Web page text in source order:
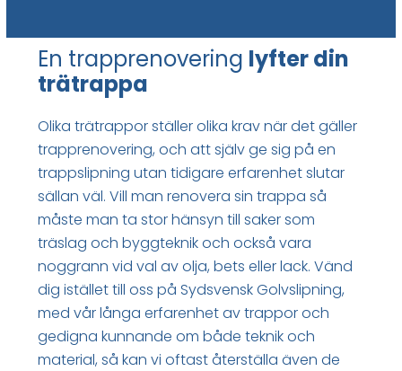
En trapprenovering lyfter din
trätrappa
Olika trätrappor ställer olika krav när det gäller
trapprenovering, och att själv ge sig på en
trappslipning utan tidigare erfarenhet slutar
sällan väl. Vill man renovera sin trappa så
måste man ta stor hänsyn till saker som
träslag och byggteknik och också vara
noggrann vid val av olja, bets eller lack. Vänd
dig istället till oss på Sydsvensk Golvslipning,
med vår långa erfarenhet av trappor och
gedigna kunnande om både teknik och
material, så kan vi oftast återställa även de